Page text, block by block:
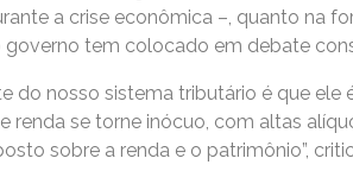
a crise econômica –, quanto na
governo tem colocado em debate
do nosso sistema tributário é que
renda se torne inócuo, com altas
sobre a renda e o patrimônio”,